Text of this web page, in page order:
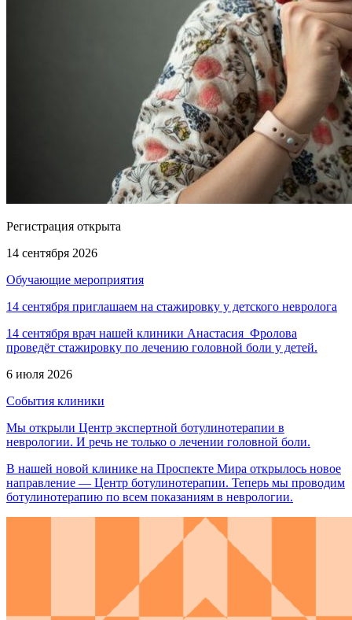
Регистрация открыта
14 сентября 2026
Обучающие мероприятия
14 сентября приглашаем на стажировку у детского невролога
14 сентября врач нашей клиники Анастасия Фролова
проведёт стажировку по лечению головной боли у детей.
6 июля 2026
События клиники
Мы открыли Центр экспертной ботулинотерапии в
неврологии. И речь не только о лечении головной боли.
В нашей новой клинике на Проспекте Мира открылось новое
направление — Центр ботулинотерапии. Теперь мы проводим
ботулинотерапию по всем показаниям в неврологии.